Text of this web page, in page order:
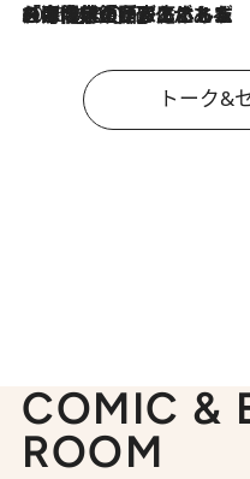
2026.8.3
「今後値上げがあるとすれば…」「リスクがあるのは今年の冬」エネルギー専門家が語る、ホルムズ海峡封鎖が家庭にもたらす“ある心配”
トーク&
COMIC &
ROOM